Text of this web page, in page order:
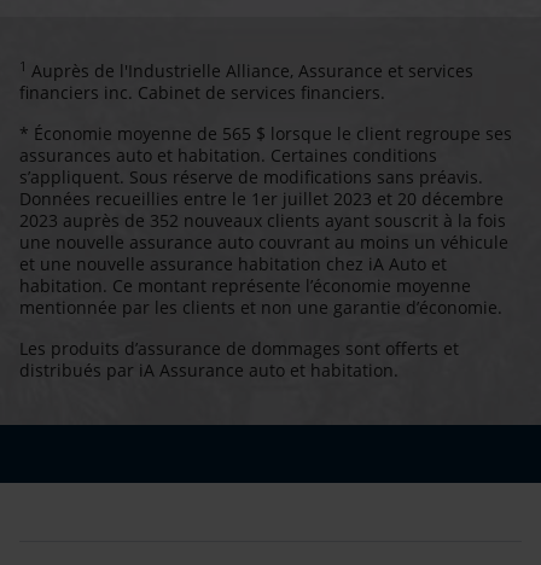
1 Auprès de l'Industrielle Alliance, Assurance et services
financiers inc. Cabinet de services financiers.
* Économie moyenne de 565 $ lorsque le client regroupe ses
assurances auto et habitation. Certaines conditions
s’appliquent. Sous réserve de modifications sans préavis.
Données recueillies entre le 1er juillet 2023 et 20 décembre
2023 auprès de 352 nouveaux clients ayant souscrit à la fois
une nouvelle assurance auto couvrant au moins un véhicule
et une nouvelle assurance habitation chez iA Auto et
habitation. Ce montant représente l’économie moyenne
mentionnée par les clients et non une garantie d’économie.
Les produits d’assurance de dommages sont offerts et
distribués par iA Assurance auto et habitation.